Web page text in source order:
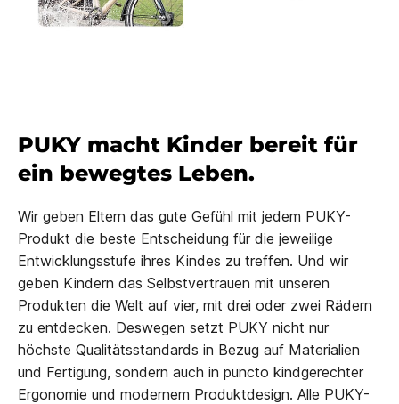
PUKY macht Kinder bereit für
ein bewegtes Leben.
Wir geben Eltern das gute Gefühl mit jedem PUKY-
Produkt die beste Entscheidung für die jeweilige
Entwicklungsstufe ihres Kindes zu treffen. Und wir
geben Kindern das Selbstvertrauen mit unseren
Produkten die Welt auf vier, mit drei oder zwei Rädern
zu entdecken. Deswegen setzt PUKY nicht nur
höchste Qualitätsstandards in Bezug auf Materialien
und Fertigung, sondern auch in puncto kindgerechter
Ergonomie und modernem Produktdesign. Alle PUKY-